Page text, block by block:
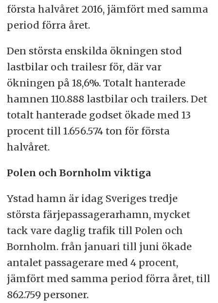
första halvåret 2016, jämfört med samma
period förra året.
Den största enskilda ökningen stod
lastbilar och trailesr för, där var
ökningen på 18,6%. Totalt hanterade
hamnen 110.888 lastbilar och trailers. Det
totalt hanterade godset ökade med 13
procent till 1.656.574 ton för första
halvåret.
Polen och Bornholm viktiga
Ystad hamn är idag Sveriges tredje
största färjepassagerarhamn, mycket
tack vare daglig trafik till Polen och
Bornholm. från januari till juni ökade
antalet passagerare med 4 procent,
jämfört med samma period förra året, till
862.759 personer.